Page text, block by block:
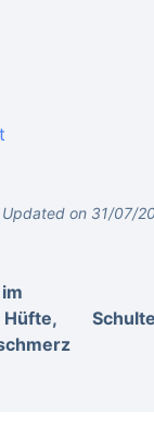
Updated on 31/07/
Hüfte,